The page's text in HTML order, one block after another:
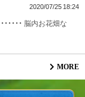
2020/07/25 18:24
・・・ 脳内お花畑な
MORE